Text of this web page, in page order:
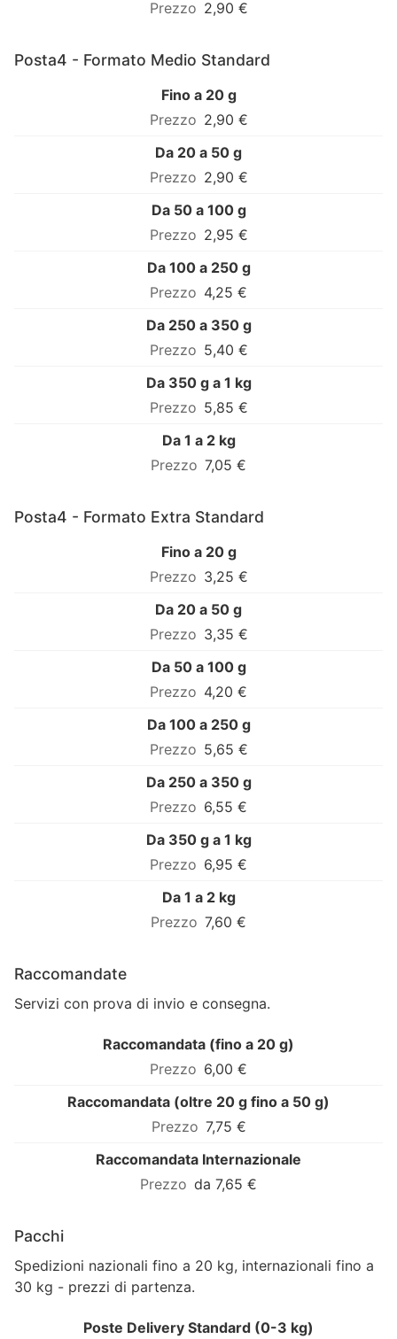
2,90 €
Posta4 - Formato Medio Standard
Fino a 20 g
2,90 €
Da 20 a 50 g
2,90 €
Da 50 a 100 g
2,95 €
Da 100 a 250 g
4,25 €
Da 250 a 350 g
5,40 €
Da 350 g a 1 kg
5,85 €
Da 1 a 2 kg
7,05 €
Posta4 - Formato Extra Standard
Fino a 20 g
3,25 €
Da 20 a 50 g
3,35 €
Da 50 a 100 g
4,20 €
Da 100 a 250 g
5,65 €
Da 250 a 350 g
6,55 €
Da 350 g a 1 kg
6,95 €
Da 1 a 2 kg
7,60 €
Raccomandate
Servizi con prova di invio e consegna.
Raccomandata (fino a 20 g)
6,00 €
Raccomandata (oltre 20 g fino a 50 g)
7,75 €
Raccomandata Internazionale
da 7,65 €
Pacchi
Spedizioni nazionali fino a 20 kg, internazionali fino a
30 kg - prezzi di partenza.
Poste Delivery Standard (0-3 kg)